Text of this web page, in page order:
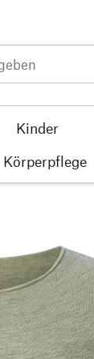
Kinder
Körperpflege